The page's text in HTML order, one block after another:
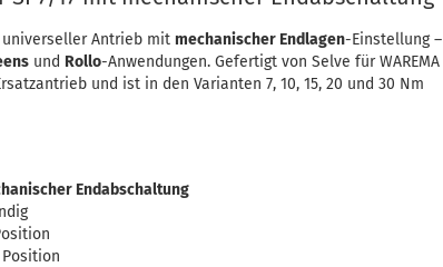
Antrieb mit mechanischer Endlagen-Einstellung –
und Rollo-Anwendungen. Gefertigt von Selve für WAREMA
und ist in den Varianten 7, 10, 15, 20 und 30 Nm
Endabschaltung